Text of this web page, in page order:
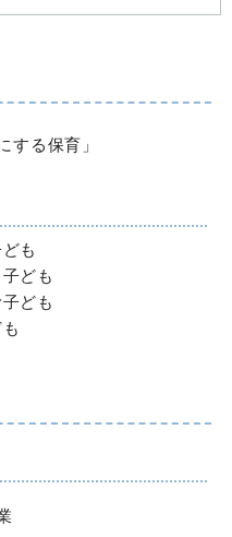
する保育」
も
ども
ども